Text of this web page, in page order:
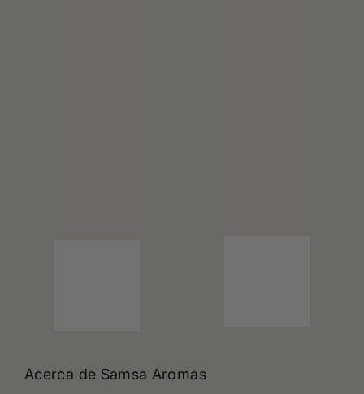
Acerca de Samsa Aromas